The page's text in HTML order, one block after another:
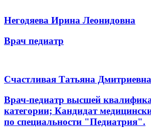
Негодяева Ирина Леонидовна
Врач педиатр
Счастливая Татьяна Дмитриевна
Врач-педиатр высшей
категории; Кандидат
по специальности "Педиатрия".